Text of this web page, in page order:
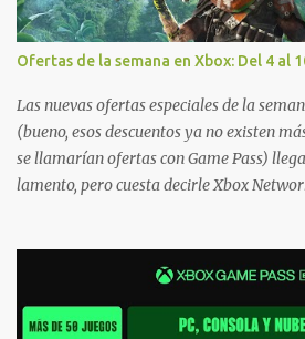
Ofertas de la semana en Xbox: Del 4 al
Las nuevas ofertas especiales de la
(bueno, esos descuentos ya no existen
se llamarían ofertas con Game Pass)
lamento, pero cuesta decirle Xbox
jugarlos y mantener un progreso
Xbox, y tenemos un listado de juegos
necesitas una mano con las compras?